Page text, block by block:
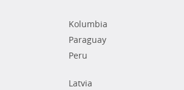
Kolumbia
Paraguay
Peru
Latvia